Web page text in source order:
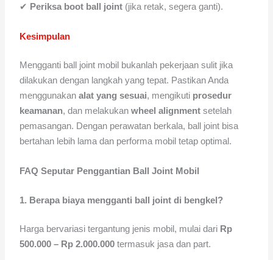
✔ Periksa boot ball joint (jika retak, segera ganti).
Kesimpulan
Mengganti ball joint mobil bukanlah pekerjaan sulit jika
dilakukan dengan langkah yang tepat. Pastikan Anda
menggunakanalat yang sesuai, mengikuti prosedur
keamanan, dan melakukanwheel alignment setelah
pemasangan. Dengan perawatan berkala, ball joint bisa
bertahan lebih lama dan performa mobil tetap optimal.
FAQ Seputar Penggantian Ball Joint Mobil
1. Berapa biaya mengganti ball joint di bengkel?
Harga bervariasi tergantung jenis mobil, mulai dari Rp
500.000 – Rp 2.000.000 termasuk jasa dan part.